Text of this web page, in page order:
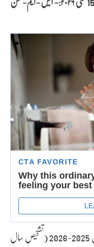
نئی دہلی، 15 مئی: محکمہ انکم ٹیکس نے مالی سال 2025-2026 (تشخیص سال